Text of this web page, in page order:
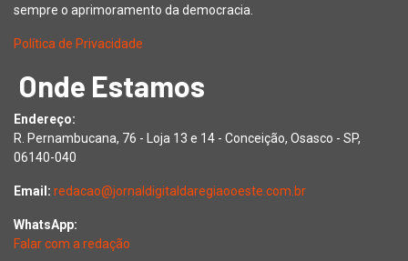
sempre o aprimoramento da democracia.
Política de Privacidade
Onde Estamos
Endereço:
R. Pernambucana, 76 - Loja 13 e 14 - Conceição, Osasco - SP,
06140-040
Email: redacao@jornaldigitaldaregiaooeste.com.br
WhatsApp:
Falar com a redação